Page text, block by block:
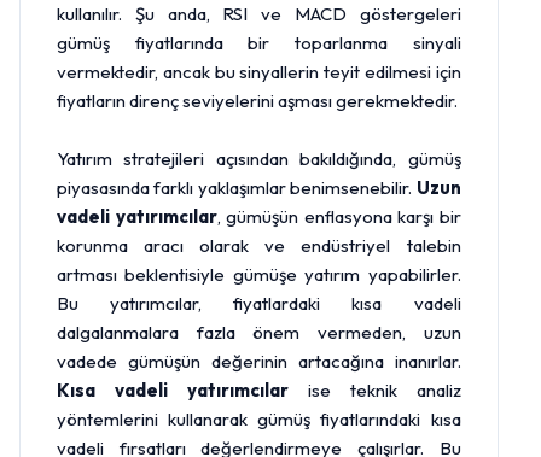
kullanılır. Şu anda, RSI ve MACD göstergeleri
gümüş fiyatlarında bir toparlanma sinyali
vermektedir, ancak bu sinyallerin teyit edilmesi için
fiyatların direnç seviyelerini aşması gerekmektedir.
Yatırım stratejileri açısından bakıldığında, gümüş
piyasasında farklı yaklaşımlar benimsenebilir. Uzun
vadeli yatırımcılar, gümüşün enflasyona karşı bir
korunma aracı olarak ve endüstriyel talebin
artması beklentisiyle gümüşe yatırım yapabilirler.
Bu yatırımcılar, fiyatlardaki kısa vadeli
dalgalanmalara fazla önem vermeden, uzun
vadede gümüşün değerinin artacağına inanırlar.
Kısa vadeli yatırımcılarise teknik analiz
yöntemlerini kullanarak gümüş fiyatlarındaki kısa
vadeli fırsatları değerlendirmeye çalışırlar. Bu